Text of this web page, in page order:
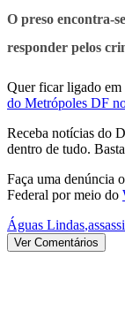
O preso encontra-
responder pelos
Quer ficar ligado
do Metrópoles DF
Receba notícias do
dentro de tudo.
Faça uma denúncia
Federal por meio do
Águas Lindas,
Ver Comentários